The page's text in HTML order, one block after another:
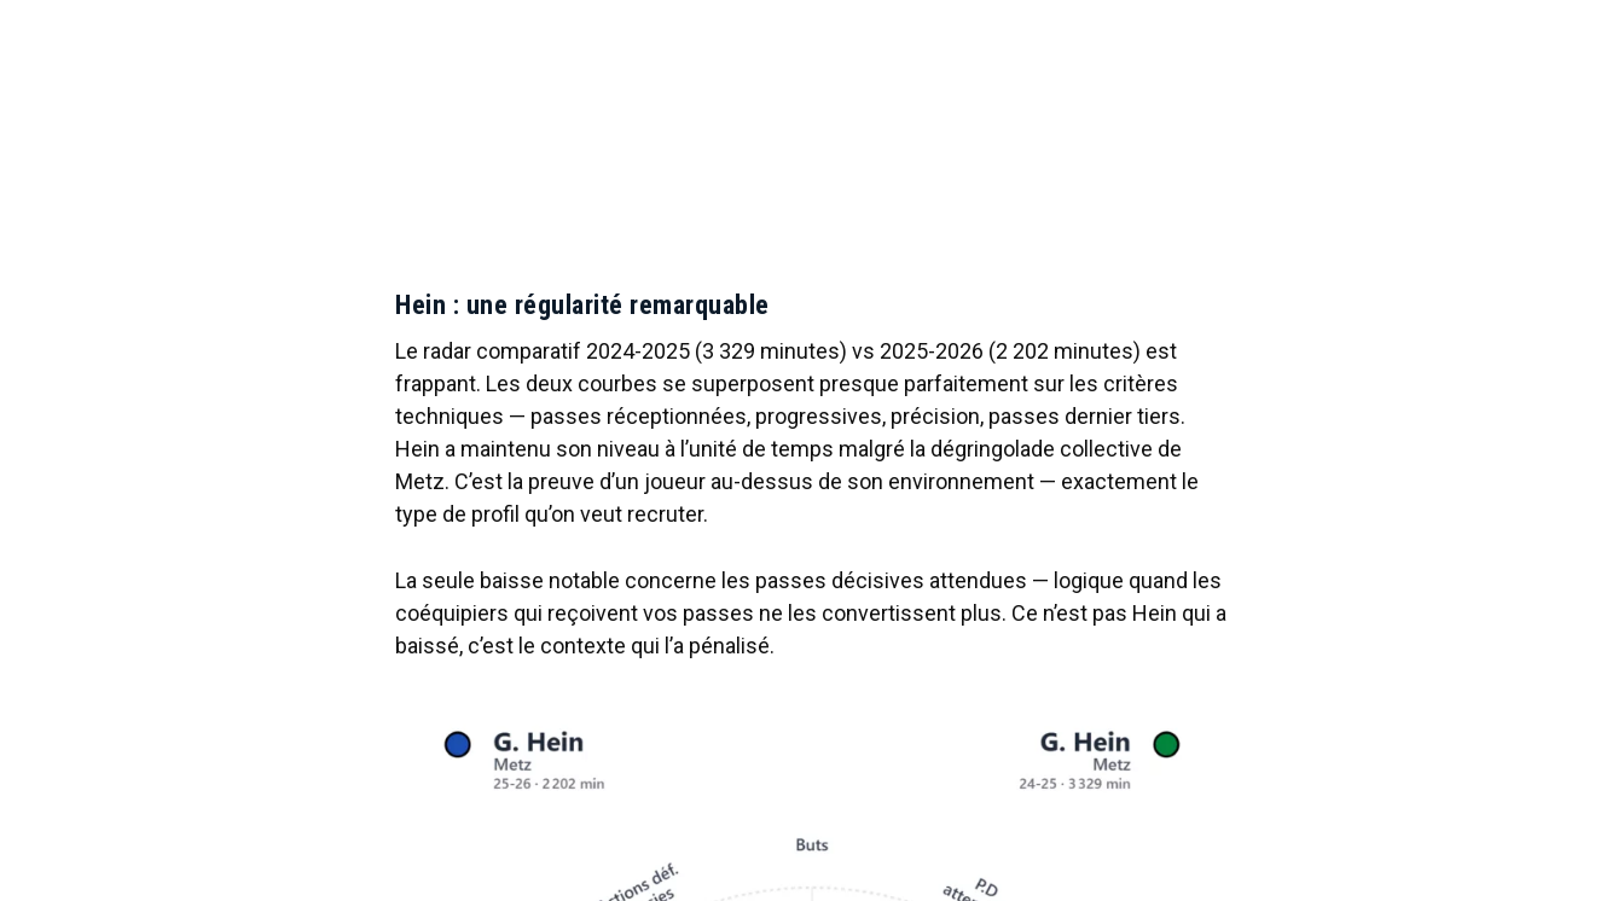
Hein : une régularité remarquable
Le radar comparatif 2024-2025 (3 329 minutes) vs 2025-2026 (2 202 minutes) est
frappant. Les deux courbes se superposent presque parfaitement sur les critères
techniques — passes réceptionnées, progressives, précision, passes dernier tiers.
Hein a maintenu son niveau à l’unité de temps malgré la dégringolade collective de
Metz. C’est la preuve d’un joueur au-dessus de son environnement — exactement le
type de profil qu’on veut recruter.
La seule baisse notable concerne les passes décisives attendues — logique quand les
coéquipiers qui reçoivent vos passes ne les convertissent plus. Ce n’est pas Hein qui a
baissé, c’est le contexte qui l’a pénalisé.